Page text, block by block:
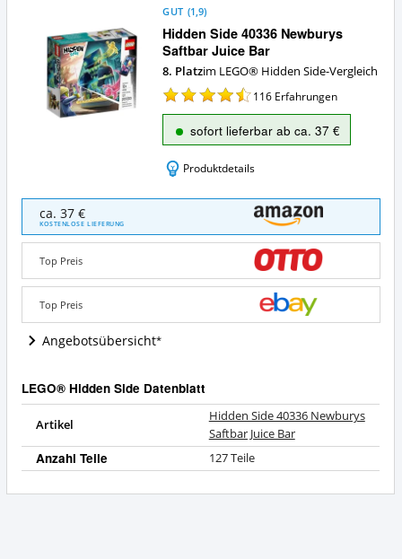
Hidden Side 40336 Newburys
Saftbar Juice Bar
GUT (1,9)
8. Platzim LEGO® Hidden Side-Vergleich
116 Erfahrungen
sofort lieferbar ab ca. 37 €
Produktdetails
Hidden
Side
40336
Newburys
Saftbar
Juice
Bar
Angebote:
Wo
ist
LEGO®
Hidden
erhältlich?
ca. 37 €
KOSTENLOSE LIEFERUNG
Top Preis
Top Preis
Angebotsübersicht
LEGO® Hidden Side Datenblatt
Artikel
Hidden Side 40336 Newburys
Saftbar Juice Bar
Anzahl Teile 127 Teile
Side
40336
Newburys
Juice
Bar
Vorteile: